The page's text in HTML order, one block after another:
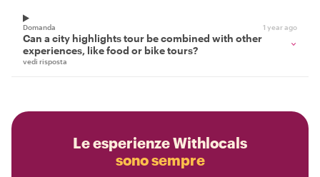
Domanda 1 year ago
Can a city highlights tour be combined with other
experiences, like food or bike tours?
vedi risposta
Le esperienze Withlocals
sono sempre